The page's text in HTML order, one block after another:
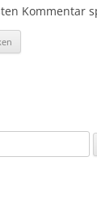
Kommentar